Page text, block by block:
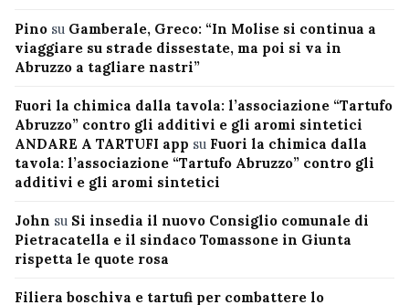
Pino su Gamberale, Greco: “In Molise si continua a
viaggiare su strade dissestate, ma poi si va in
Abruzzo a tagliare nastri”
Fuori la chimica dalla tavola: l’associazione “Tartufo
Abruzzo” contro gli additivi e gli aromi sintetici
ANDARE A TARTUFI app su Fuori la chimica dalla
tavola: l’associazione “Tartufo Abruzzo” contro gli
additivi e gli aromi sintetici
John su Si insedia il nuovo Consiglio comunale di
Pietracatella e il sindaco Tomassone in Giunta
rispetta le quote rosa
Filiera boschiva e tartufi per combattere lo